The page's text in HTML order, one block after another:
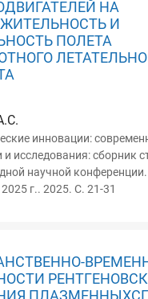
НА
И
ПОЛЕТА
инновации:
и исследования: сборник
научной
г.. 2025. С. 21-31